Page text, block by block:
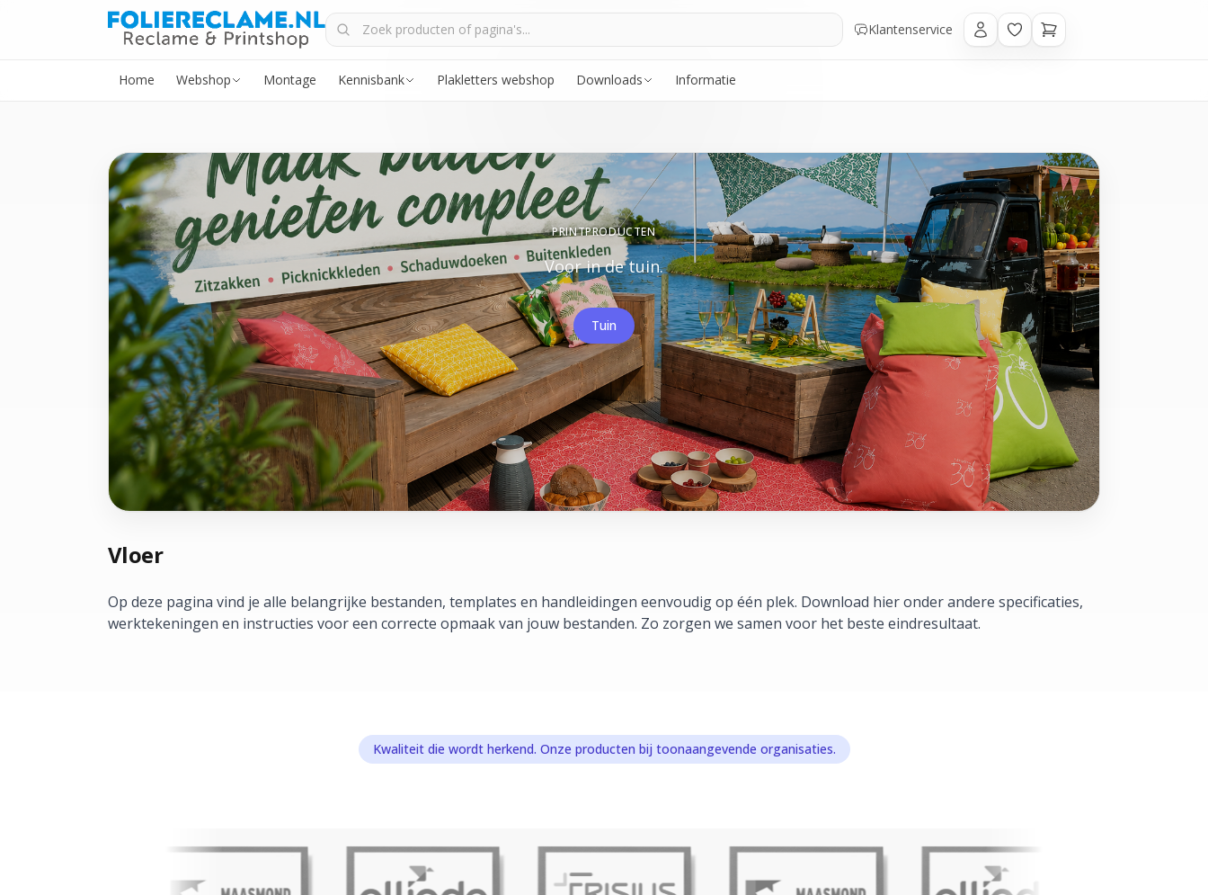
Klantenservice
Home Webshop Montage Kennisbank Plakletters webshop Downloads Informatie
PRINTPRODUCTEN
Voor in de tuin.
Tuin
Vloer
Op deze pagina vind je alle belangrijke bestanden, templates en handleidingen eenvoudig op één plek. Download hier onder andere specificaties,
werktekeningen en instructies voor een correcte opmaak van jouw bestanden. Zo zorgen we samen voor het beste eindresultaat.
Kwaliteit die wordt herkend. Onze producten bij toonaangevende organisaties.